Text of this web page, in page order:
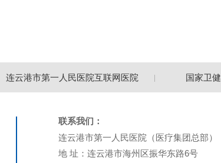
连云港市第一人民医院互联网医院 国家卫健委
联系我们：
连云港市第一人民医院（医疗集团总部）
地 址：连云港市海州区振华东路6号